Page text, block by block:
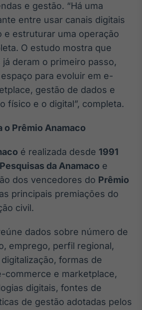
e gestão. “Há uma
entre usar canais digitais
e estruturar uma operação
O estudo mostra que
deram o primeiro passo,
para evoluir em e-
gestão de dados e
físico e o digital”, completa.
o Prêmio Anamaco
é realizada desde 1991
da Anamaco e
dos vencedores do Prêmio
principais premiações do
civil.
dados sobre número de
emprego, perfil regional,
formas de
commerce e marketplace,
digitais, fontes de
de gestão adotadas pelos